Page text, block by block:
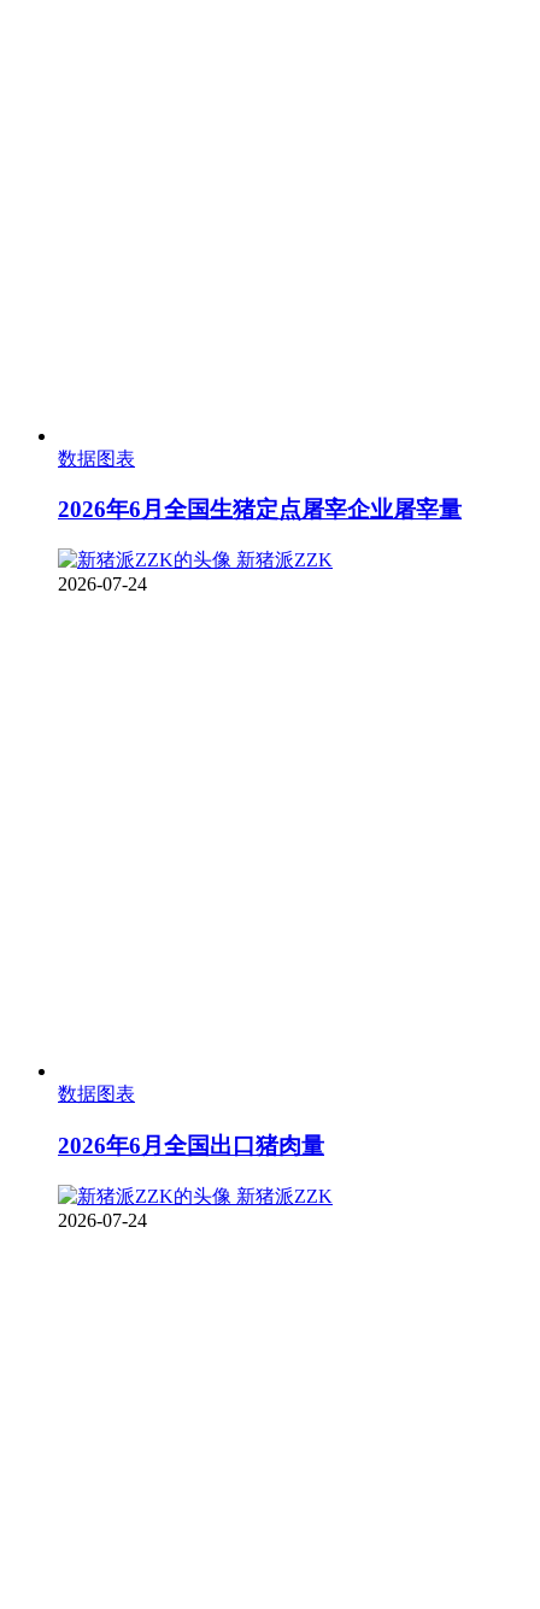
数据图表
2026年6月全国生猪定点屠宰企业屠宰量
新猪派ZZK
2026-07-24
数据图表
2026年6月全国出口猪肉量
新猪派ZZK
2026-07-24